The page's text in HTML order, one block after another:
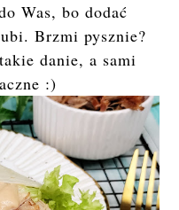
Was, bo dodać
Brzmi pysznie?
danie, a sami
:)